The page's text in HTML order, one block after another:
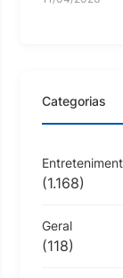
Categorias
(1.168)
Geral
(118)